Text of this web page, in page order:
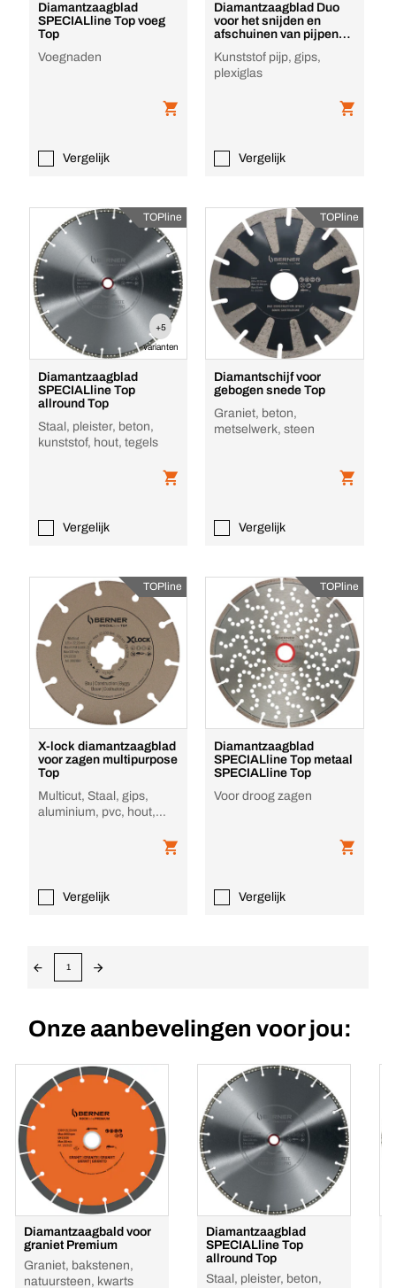
Diamantzaagblad
SPECIALline Top voeg
Top
Voegnaden
Vergelijk
Diamantzaagblad Duo
voor het snijden en
afschuinen van pijpen
Kunststof pijp, gips,
plexiglas
Vergelijk
TOPline
+5
varianten
Diamantzaagblad
SPECIALline Top
allround Top
Staal, pleister, beton,
kunststof, hout, tegels
Vergelijk
TOPline
Diamantschijf voor
gebogen snede Top
Graniet, beton,
metselwerk, steen
Vergelijk
TOPline
X-lock diamantzaagblad
voor zagen multipurpose
Top
Multicut, Staal, gips,
aluminium, pvc, hout,
Vergelijk
TOPline
Diamantzaagblad
SPECIALline Top metaal
SPECIALline Top
Voor droog zagen
Vergelijk
1
Onze aanbevelingen voor jou:
Diamantzaagbald voor
graniet Premium
Graniet, bakstenen,
natuursteen, kwarts
Diamantzaagblad
SPECIALline Top
allround Top
Staal, pleister, beton,